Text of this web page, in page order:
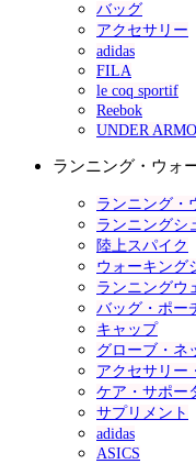
バッグ
アクセサリー
adidas
FILA
le coq sportif
Reebok
UNDER
ランニング・ウォ
ランニング・
ランニングシ
陸上スパイク
ウォーキング
ランニングウ
バッグ・ポー
キャップ
グローブ・ネ
アクセサリー
ケア・サポー
サプリメント
adidas
ASICS